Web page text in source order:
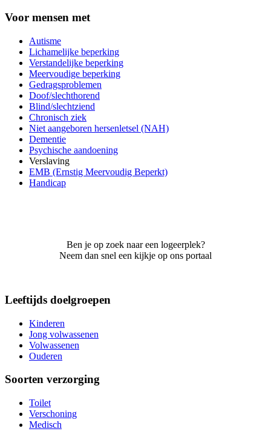
Voor mensen met
Autisme
Lichamelijke beperking
Verstandelijke beperking
Meervoudige beperking
Gedragsproblemen
Doof/slechthorend
Blind/slechtziend
Chronisch ziek
Niet aangeboren hersenletsel (NAH)
Dementie
Psychische aandoening
Verslaving
EMB (Ernstig Meervoudig Beperkt)
Handicap
Ben je op zoek naar een logeerplek?
Neem dan snel een kijkje op ons portaal
Leeftijds doelgroepen
Kinderen
Jong volwassenen
Volwassenen
Ouderen
Soorten verzorging
Toilet
Verschoning
Medisch